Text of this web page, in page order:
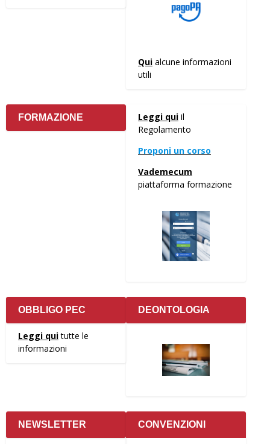
Qui alcune informazioni
utili
FORMAZIONE Leggi qui il
Regolamento
Proponi un corso
Vademecum
piattaforma formazione
OBBLIGO PEC
Leggi quitutte le
informazioni
DEONTOLOGIA
NEWSLETTER CONVENZIONI